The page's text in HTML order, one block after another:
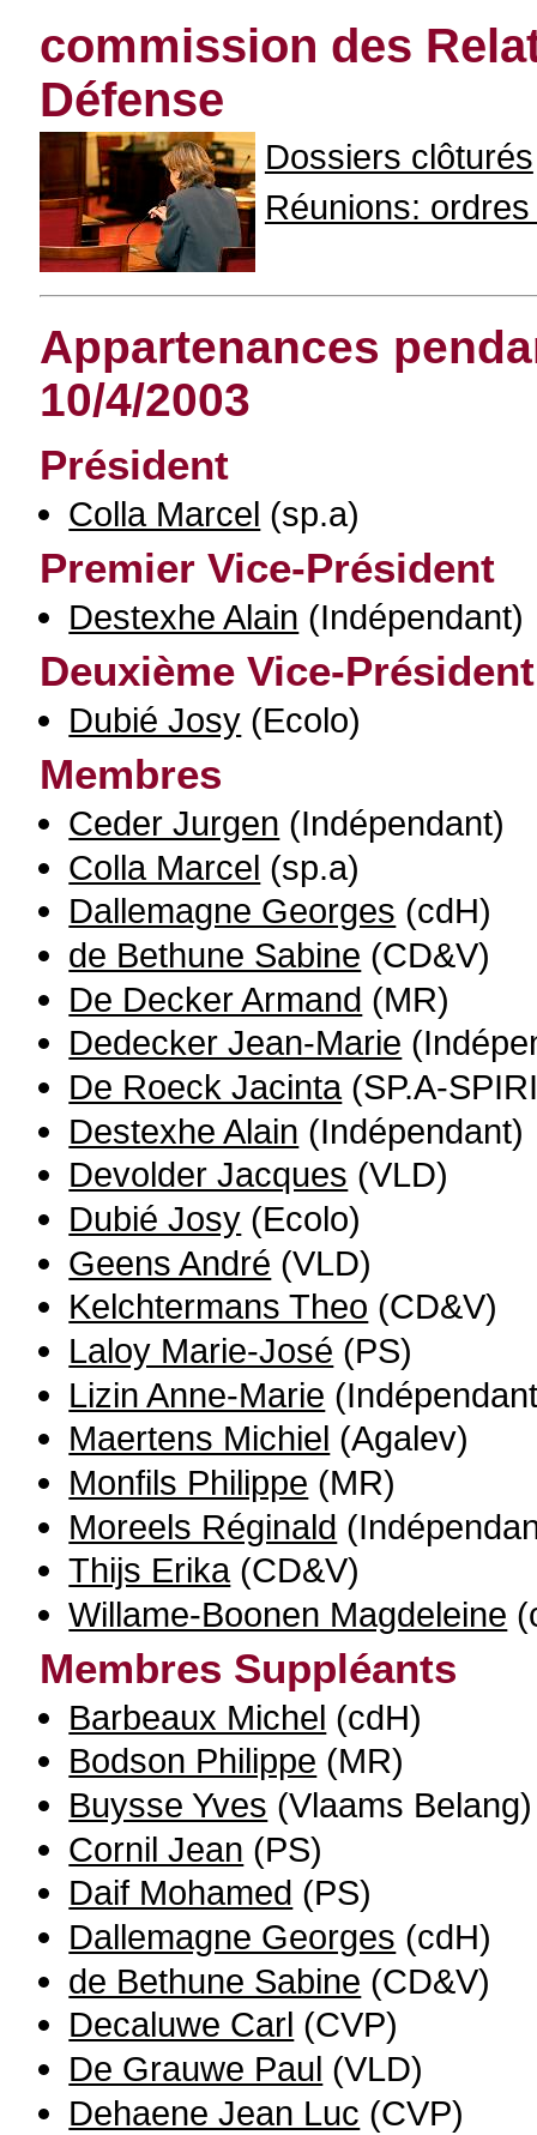
commission des
Défense
Dossiers clôturés
Réunions:
Appartenances
10/4/2003
Président
Colla Marcel (sp.a)
Premier Vice-Président
Destexhe Alain (Indépendant)
Deuxième Vice-Président
Dubié Josy (Ecolo)
Membres
Ceder Jurgen (Indépendant)
Colla Marcel (sp.a)
Dallemagne Georges (cdH)
de Bethune Sabine (CD&V)
De Decker Armand (MR)
Dedecker Jean-Marie
De Roeck Jacinta(SP.A-
Destexhe Alain (Indépendant)
Devolder Jacques (VLD)
Dubié Josy (Ecolo)
Geens André (VLD)
Kelchtermans Theo (CD&V)
Laloy Marie-José (PS)
Lizin Anne-Marie
Maertens Michiel (Agalev)
Monfils Philippe (MR)
Moreels Réginald
Thijs Erika(CD&V)
Willame-Boonen Magdeleine
Membres Suppléants
Barbeaux Michel (cdH)
Bodson Philippe (MR)
Buysse Yves (Vlaams Belang)
Cornil Jean (PS)
Daif Mohamed (PS)
Dallemagne Georges (cdH)
de Bethune Sabine (CD&V)
Decaluwe Carl (CVP)
De Grauwe Paul (VLD)
Dehaene Jean Luc (CVP)